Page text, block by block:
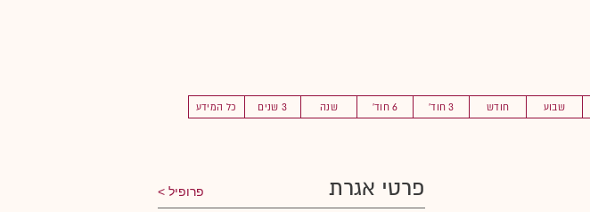
שבוע חודש 3 חוד' 6 חוד' שנה 3 שנים כל המידע
פרטי אגרת פרופיל